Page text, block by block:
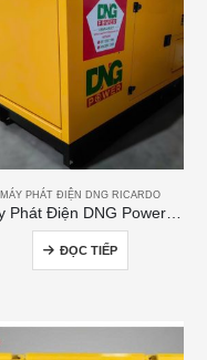
MÁY PHÁT ĐIỆN DNG RICARDO
ĐỌC TIẾP